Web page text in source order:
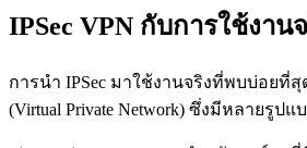
IPSec VPN กับการใช้งาน
การนำ IPSec มาใช้งานจริงที่พบบ่อยที่
(Virtual Private Network) ซึ่งมีหลายรูปแ